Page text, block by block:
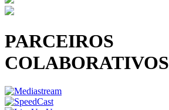
PARCEIROS
COLABORATIVOS